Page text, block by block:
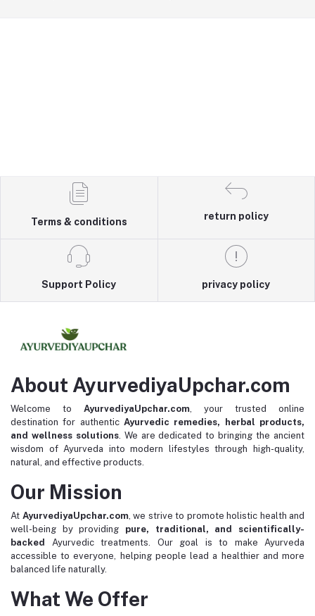
Terms & conditions
return policy
Support Policy privacy policy
About AyurvediyaUpchar.com
Welcome to AyurvediyaUpchar.com , your trusted online
destination for authentic Ayurvedic remedies, herbal products,
and wellness solutions. We are dedicated to bringing the ancient
wisdom of Ayurveda into modern lifestyles through high-quality,
natural, and effective products.
Our Mission
At AyurvediyaUpchar.com, we strive to promote holistic health and
well-being by providing pure, traditional, and scientifically-
backed
Ayurvedic treatments. Our goal is to make Ayurveda
accessible to everyone, helping people lead a healthier and more
balanced life naturally.
What We Offer